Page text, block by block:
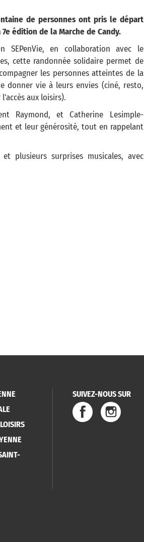
de personnes ont pris le départ
édition de la Marche de Candy.
SEPenVie, en collaboration avec le
cette randonnée solidaire permet de
les personnes atteintes de la
donner vie à leurs envies (ciné, resto,
aux loisirs).
Raymond, et Catherine Lesimple-
et leur générosité, tout en rappelant
plusieurs surprises musicales, avec
SUIVEZ-NOUS SUR